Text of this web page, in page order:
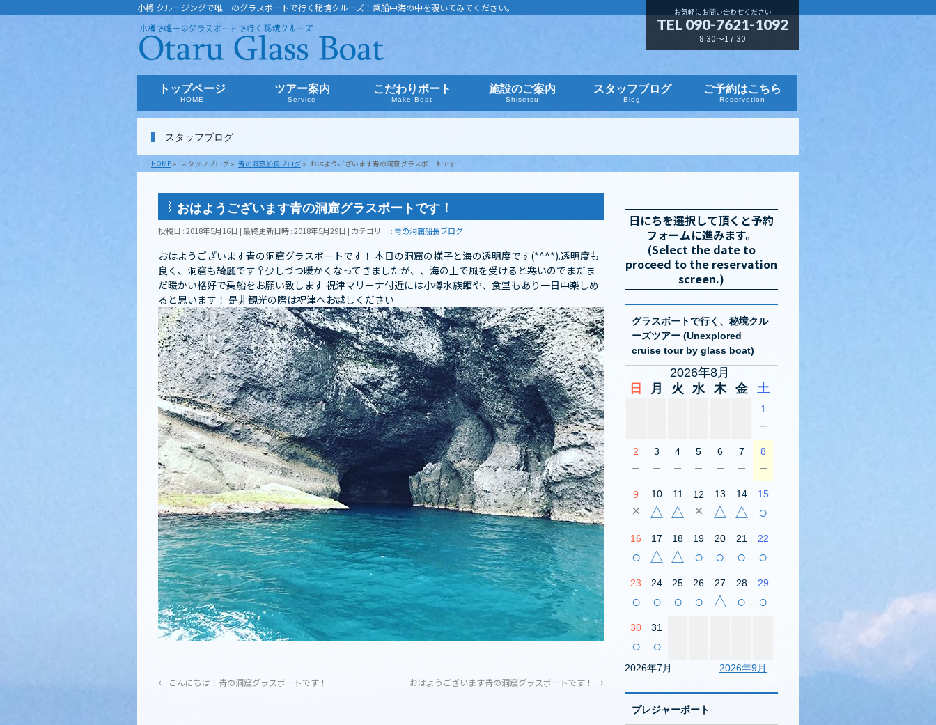
小樽 クルージングで唯一のグラスボートで行く秘境クルーズ！乗船中海の中を覗いてみてください。 お気軽にお問い合わせください
TEL 090-7621-1092
8:30～17:30
トップページ
HOME
ツアー案内
Service
こだわりボート
Make Boat
施設のご案内
Shisetsu
スタッフブログ
Blog
ご予約はこちら
Reservetion
スタッフブログ
HOME » スタッフブログ » 青の洞窟船長ブログ » おはようございます青の洞窟グラスボートです！
おはようございます青の洞窟グラスボートです！
投稿日 : 2018年5月16日 最終更新日時 : 2018年5月29日 カテゴリー :青の洞窟船長ブログ
おはようございます青の洞窟グラスボートです！ 本日の洞窟の様子と海の透明度です(*^^*).透明度も
良く、洞窟も綺麗です‍♀️少しづつ暖かくなってきましたが、、海の上で風を受けると寒いのでまだま
だ暖かい格好で乗船をお願い致します 祝津マリーナ付近には小樽水族館や、食堂もあり一日中楽しめ
ると思います！ 是非観光の際は祝津へお越しください
← こんにちは︎！青の洞窟グラスボートです！ おはようございます青の洞窟グラスボートです！ →
日にちを選択して頂くと予約
フォームに進みます。
(Select the date to
proceed to the reservation
screen.)
グラスボートで行く、秘境クル
ーズツアー (Unexplored
cruise tour by glass boat)
2026年8月
日
月 火 水 木 金 土
1
－
2
－
3
－
4
－
5
－
6
－
7
－
8
－
9
×
10
△
11
△
12
×
13
△
14
△
15
○
16
○
17
△
18
△
19
○
20
○
21
○
22
○
23
○
24
○
25
○
26
○
27
△
28
○
29
○
30
○
31
○
2026年7月 2026年9月
プレジャーボート